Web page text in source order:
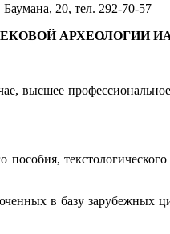
20, тел. 292-70-57
АРХЕОЛОГИИ ИА
высшее
в базу зарубежных